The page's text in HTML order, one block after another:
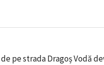
pe strada Dragoș Vodă